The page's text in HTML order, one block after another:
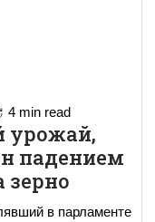
4 min read
урожай,
падением
в парламенте